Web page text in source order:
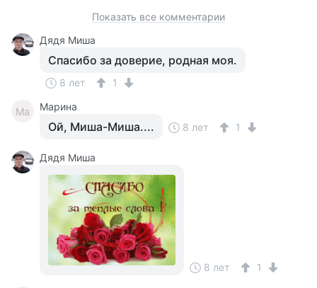
Показать все комментарии
Дядя Миша
Спасибо за доверие, родная моя.
8 лет 1
Ма Марина
Ой, Миша-Миша.... 8 лет 1
Дядя Миша
8 лет 1